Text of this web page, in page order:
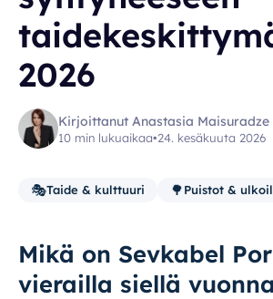
2026
Kirjoittanut Anastasia Maisuradze
10 min lukuaikaa•24. kesäkuuta 2026
🎭Taide & kulttuuri 🌳Puistot &
Mikä on Sevkabel
vierailla siellä